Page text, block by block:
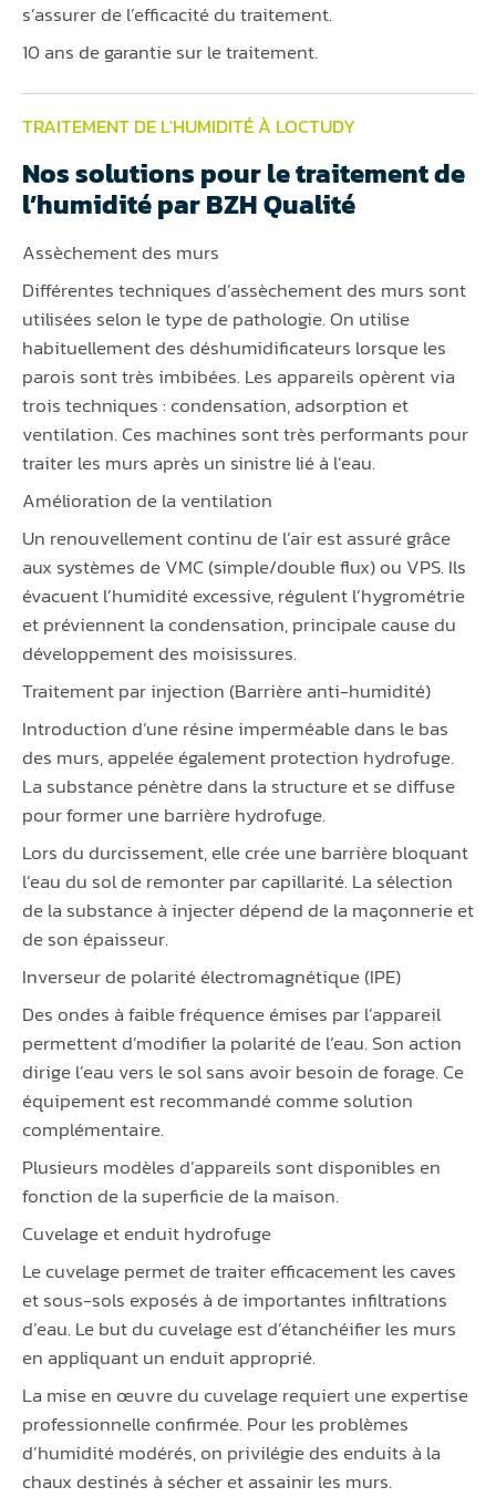
s’assurer de l’efficacité du traitement.
10 ans de garantie sur le traitement.
TRAITEMENT DE L'HUMIDITÉ À LOCTUDY
Nos solutions pour le traitement de
l’humidité par BZH Qualité
Assèchement des murs
Différentes techniques d’assèchement des murs sont
utilisées selon le type de pathologie. On utilise
habituellement des déshumidificateurs lorsque les
parois sont très imbibées. Les appareils opèrent via
trois techniques : condensation, adsorption et
ventilation. Ces machines sont très performants pour
traiter les murs après un sinistre lié à l’eau.
Amélioration de la ventilation
Un renouvellement continu de l’air est assuré grâce
aux systèmes de VMC (simple/double flux) ou VPS. Ils
évacuent l’humidité excessive, régulent l’hygrométrie
et préviennent la condensation, principale cause du
développement des moisissures.
Traitement par injection (Barrière anti-humidité)
Introduction d’une résine imperméable dans le bas
des murs, appelée également protection hydrofuge.
La substance pénètre dans la structure et se diffuse
pour former une barrière hydrofuge.
Lors du durcissement, elle crée une barrière bloquant
l’eau du sol de remonter par capillarité. La sélection
de la substance à injecter dépend de la maçonnerie et
de son épaisseur.
Inverseur de polarité électromagnétique (IPE)
Des ondes à faible fréquence émises par l’appareil
permettent d’modifier la polarité de l’eau. Son action
dirige l’eau vers le sol sans avoir besoin de forage. Ce
équipement est recommandé comme solution
complémentaire.
Plusieurs modèles d’appareils sont disponibles en
fonction de la superficie de la maison.
Cuvelage et enduit hydrofuge
Le cuvelage permet de traiter efficacement les caves
et sous-sols exposés à de importantes infiltrations
d’eau. Le but du cuvelage est d’étanchéifier les murs
en appliquant un enduit approprié.
La mise en œuvre du cuvelage requiert une expertise
professionnelle confirmée. Pour les problèmes
d’humidité modérés, on privilégie des enduits à la
chaux destinés à sécher et assainir les murs.